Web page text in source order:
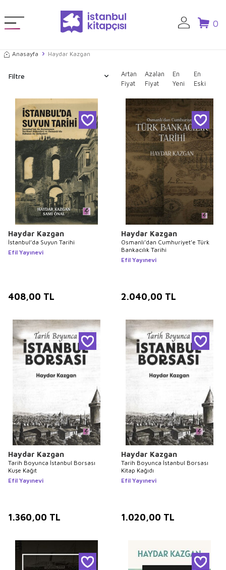
0
Anasayfa Haydar Kazgan
Filtre
Artan
Fiyat
Azalan
Fiyat
En
Yeni
En
Eski
Haydar Kazgan
İstanbul’da Suyun Tarihi
Efil Yayınevi
408,00 TL
Haydar Kazgan
Osmanlı’dan Cumhuriyet’e Türk
Bankacılık Tarihi
Efil Yayınevi
2.040,00 TL
Haydar Kazgan
Tarih Boyunca İstanbul Borsası
Kuşe Kağıt
Efil Yayınevi
1.360,00 TL
Haydar Kazgan
Tarih Boyunca İstanbul Borsası
Kitap Kağıdı
Efil Yayınevi
1.020,00 TL